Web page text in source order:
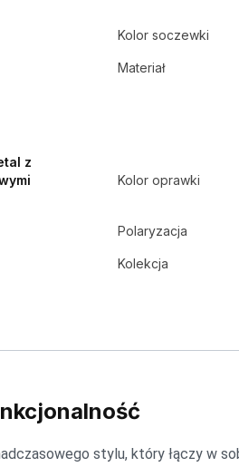
Kolor soczewki
Materiał
z
Kolor oprawki
Polaryzacja
Kolekcja
stylu, który łączy w